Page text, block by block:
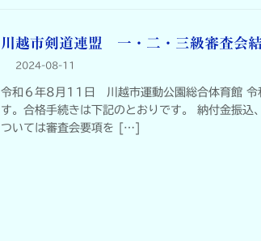
川越市剣道連盟 一・二・三級審査会
2024-08-11
令和６年8月11日 川越市運動公園総合体育館 令
す。合格手続きは下記のとおりです。 納付金振
ついては審査会要項を […]